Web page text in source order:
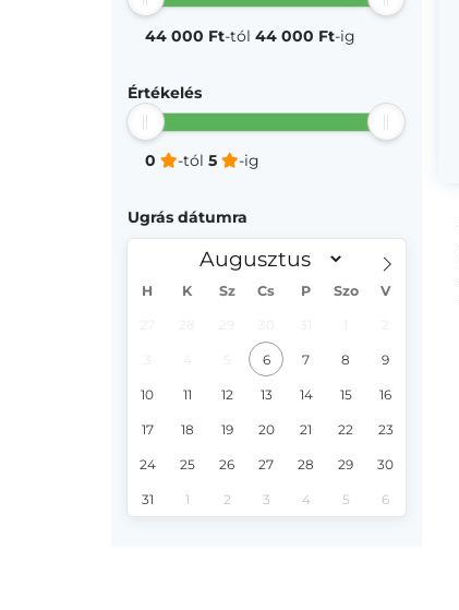
44 000 Ft-tól 44 000 Ft-ig
Értékelés
0 -tól 5 -ig
Ugrás dátumra
H K Sz Cs P Szo V
6 7 8 9
10 11 12 13 14 15 16
17 18 19 20 21 22 23
24 25 26 27 28 29 30
31 1 2 3 4 5 6